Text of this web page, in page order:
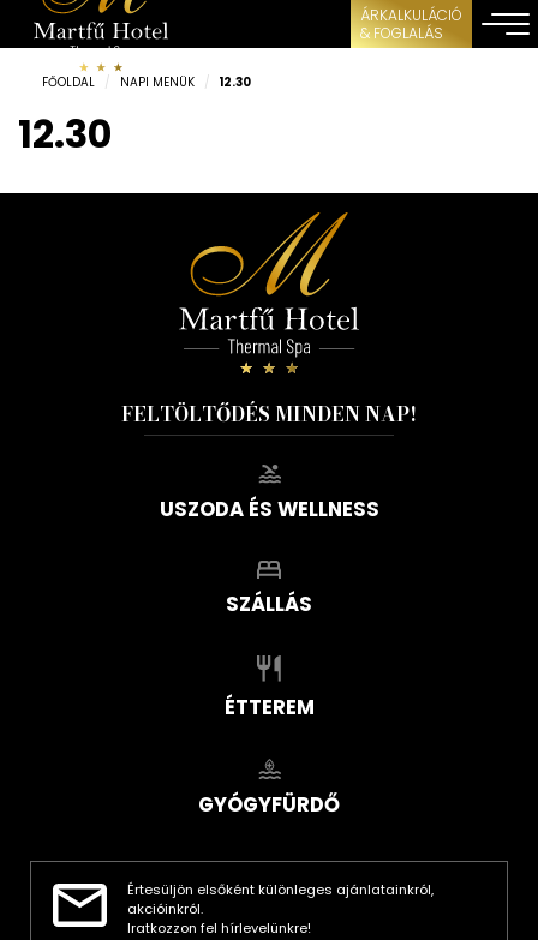
ÁRKALKULÁCIÓ
& FOGLALÁS
FŐOLDAL / NAPI MENÜK / 12.30
12.30
FELTÖLTŐDÉS MINDEN NAP!
USZODA ÉS WELLNESS
SZÁLLÁS
ÉTTEREM
GYÓGYFÜRDŐ
Értesüljön elsőként különleges ajánlatainkról,
akcióinkról.
Iratkozzon fel hírlevelünkre!